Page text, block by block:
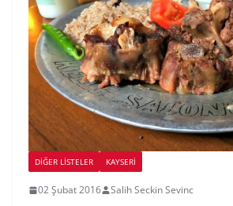
DIĞER LISTELER KAYSERI
02 Şubat 2016 Salih Seckin Sevinc